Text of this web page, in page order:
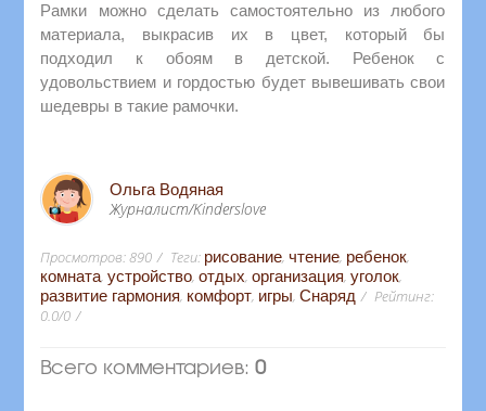
Рамки можно сделать самостоятельно из любого
материала, выкрасив их в цвет, который бы
подходил к обоям в детской. Ребенок с
удовольствием и гордостью будет вывешивать свои
шедевры в такие рамочки.
Ольга Водяная
Журналист/Kinderslove
Просмотров:890 Теги: рисование,чтение, ребенок,
комната,устройство,отдых,организация,уголок,
развитие гармония, комфорт, игры,Снаряд Рейтинг:
0.0/0
Всего комментариев:0